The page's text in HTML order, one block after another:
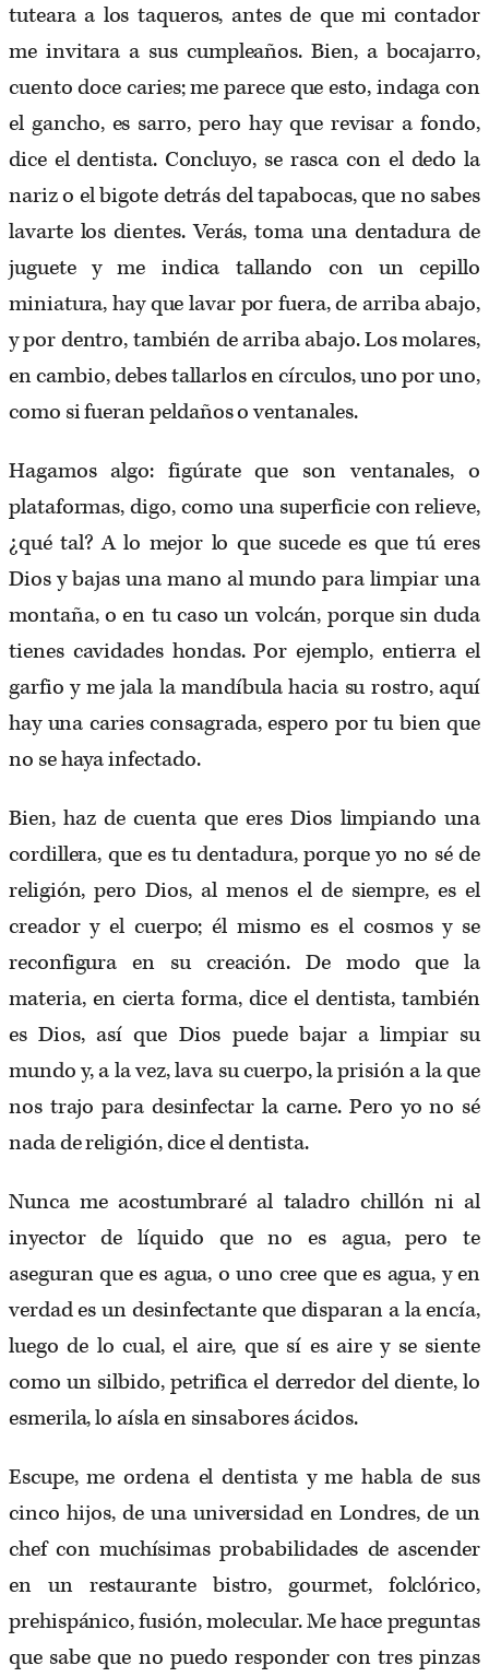
tuteara a los taqueros, antes de que mi contador
me invitara a sus cumpleaños. Bien, a bocajarro,
cuento doce caries; me parece que esto, indaga con
el gancho, es sarro, pero hay que revisar a fondo,
dice el dentista. Concluyo, se rasca con el dedo la
nariz o el bigote detrás del tapabocas, que no sabes
lavarte los dientes. Verás, toma una dentadura de
juguete y me indica tallando con un cepillo
miniatura, hay que lavar por fuera, de arriba abajo,
y por dentro, también de arriba abajo. Los molares,
en cambio, debes tallarlos en círculos, uno por uno,
como si fueran peldaños o ventanales.
Hagamos algo: figúrate que son ventanales, o
plataformas, digo, como una superficie con relieve,
¿qué tal? A lo mejor lo que sucede es que tú eres
Dios y bajas una mano al mundo para limpiar una
montaña, o en tu caso un volcán, porque sin duda
tienes cavidades hondas. Por ejemplo, entierra el
garfio y me jala la mandíbula hacia su rostro, aquí
hay una caries consagrada, espero por tu bien que
no se haya infectado.
Bien, haz de cuenta que eres Dios limpiando una
cordillera, que es tu dentadura, porque yo no sé de
religión, pero Dios, al menos el de siempre, es el
creador y el cuerpo; él mismo es el cosmos y se
reconfigura en su creación. De modo que la
materia, en cierta forma, dice el dentista, también
es Dios, así que Dios puede bajar a limpiar su
mundo y, a la vez, lava su cuerpo, la prisión a la que
nos trajo para desinfectar la carne. Pero yo no sé
nada de religión, dice el dentista.
Nunca me acostumbraré al taladro chillón ni al
inyector de líquido que no es agua, pero te
aseguran que es agua, o uno cree que es agua, y en
verdad es un desinfectante que disparan a la encía,
luego de lo cual, el aire, que sí es aire y se siente
como un silbido, petrifica el derredor del diente, lo
esmerila, lo aísla en sinsabores ácidos.
Escupe, me ordena el dentista y me habla de sus
cinco hijos, de una universidad en Londres, de un
chef con muchísimas probabilidades de ascender
en un restaurante bistro, gourmet, folclórico,
prehispánico, fusión, molecular. Me hace preguntas
que sabe que no puedo responder con tres pinzas